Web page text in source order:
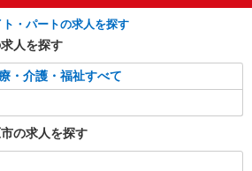
支給(ガソリン代含む)＞
原市｜来社不要♪
詳細を見る
・パートの求人を探す
人を探す
・介護・福祉すべて
の求人を探す